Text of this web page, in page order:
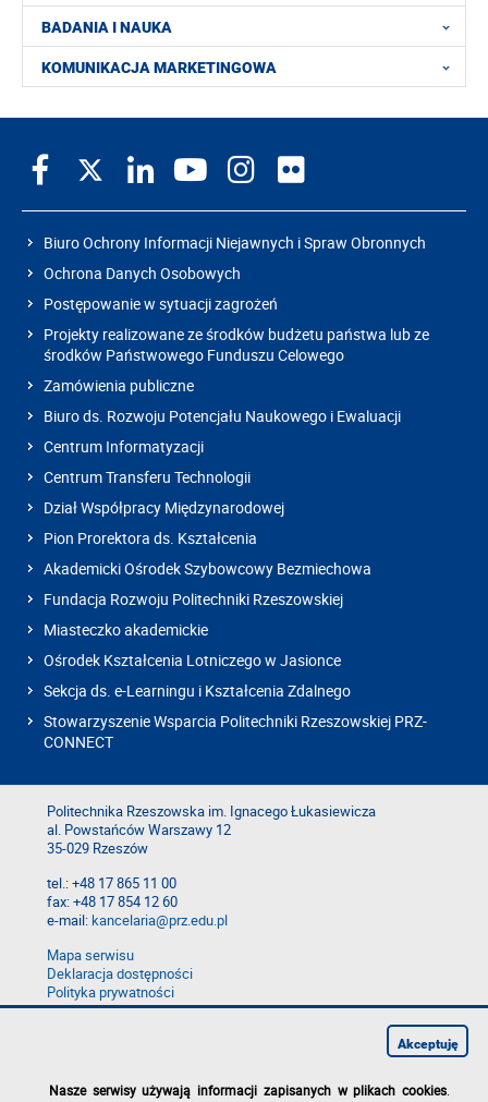
BADANIA I NAUKA
KOMUNIKACJA MARKETINGOWA
Biuro Ochrony Informacji Niejawnych i Spraw Obronnych
Ochrona Danych Osobowych
Postępowanie w sytuacji zagrożeń
Projekty realizowane ze środków budżetu państwa lub ze
środków Państwowego Funduszu Celowego
Zamówienia publiczne
Biuro ds. Rozwoju Potencjału Naukowego i Ewaluacji
Centrum Informatyzacji
Centrum Transferu Technologii
Dział Współpracy Międzynarodowej
Pion Prorektora ds. Kształcenia
Akademicki Ośrodek Szybowcowy Bezmiechowa
Fundacja Rozwoju Politechniki Rzeszowskiej
Miasteczko akademickie
Ośrodek Kształcenia Lotniczego w Jasionce
Sekcja ds. e-Learningu i Kształcenia Zdalnego
Stowarzyszenie Wsparcia Politechniki Rzeszowskiej PRZ-
CONNECT
Politechnika Rzeszowska im. Ignacego Łukasiewicza
al. Powstańców Warszawy 12
35-029 Rzeszów
tel.: +48 17 865 11 00
fax: +48 17 854 12 60
e-mail:kancelaria@prz.edu.pl
Mapa serwisu
Deklaracja dostępności
Polityka prywatności
Zgłoś błąd na stronie
Nasze serwisy używają informacji zapisanych w plikach cookies
Akceptuję